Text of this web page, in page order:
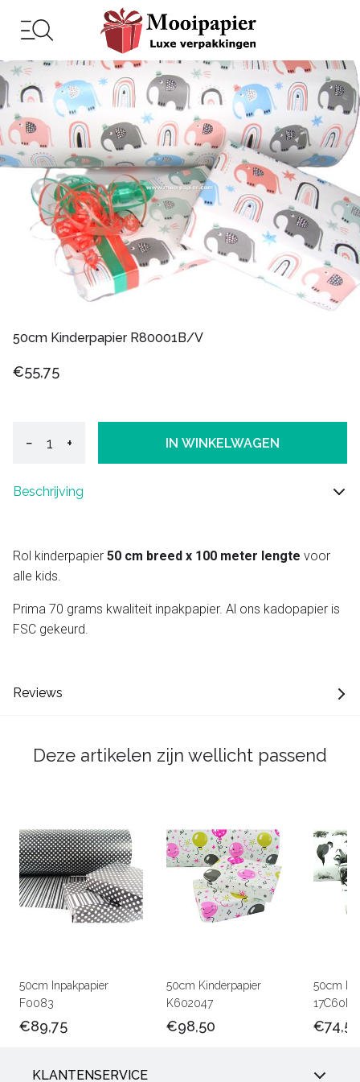
50cm Kinderpapier R80001B/V
€55,75
− + IN WINKELWAGEN
Beschrijving
Rol kinderpapier 50 cm breed x 100 meter lengte voor
alle kids.
Prima 70 grams kwaliteit inpakpapier. Al ons kadopapier is
FSC gekeurd.
Reviews
Deze artikelen zijn wellicht passend
50cm Inpakpapier
F0083
€89,75
50cm Kinderpapier
K602047
€98,50
50cm
€74,50
KLANTENSERVICE